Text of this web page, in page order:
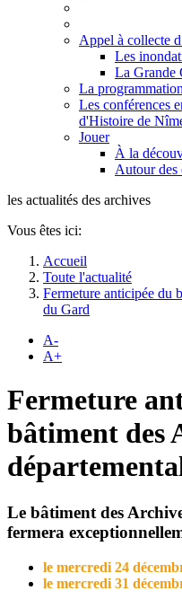
Appel à collecte
Les
La Grande
La
Les conférences
d'Histoire de
Jouer
À la
Autour des
les actualités des archives
Vous êtes ici:
Accueil
Toute l'actualité
Fermeture anticipée du
du Gard
A-
A+
Fermeture
bâtiment des
Le bâtiment des
fermera
le mercredi 24
le mercredi 31